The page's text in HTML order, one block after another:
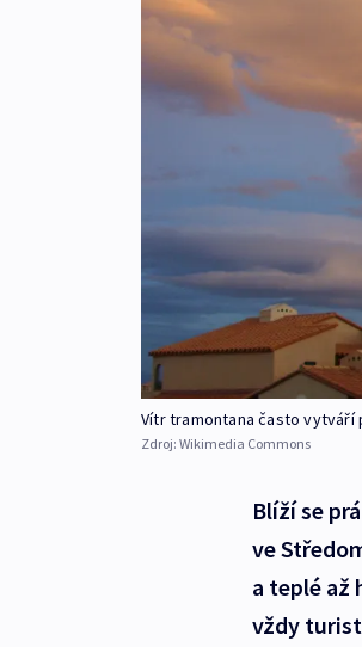
Vítr tramontana často vytváří
Zdroj: Wikimedia Commons
Blíží se
ve
a teplé až
vždy